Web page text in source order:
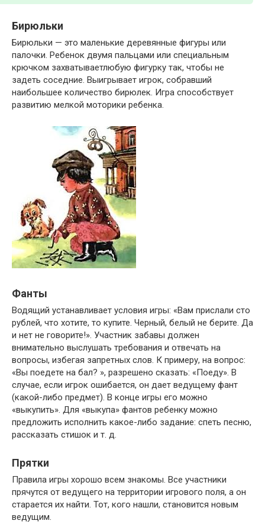
Бирюльки
Бирюльки — это маленькие деревянные фигуры или
палочки. Ребенок двумя пальцами или специальным
крючком захватываетлюбую фигурку так, чтобы не
задеть соседние. Выигрывает игрок, собравший
наибольшее количество бирюлек. Игра способствует
развитию мелкой моторики ребенка.
Фанты
Водящий устанавливает условия игры: «Вам прислали сто
рублей, что хотите, то купите. Черный, белый не берите. Да
и нет не говорите!». Участник забавы должен
внимательно выслушать требования и отвечать на
вопросы, избегая запретных слов. К примеру, на вопрос:
«Вы поедете на бал? », разрешено сказать: «Поеду». В
случае, если игрок ошибается, он дает ведущему фант
(какой-либо предмет). В конце игры его можно
«выкупить». Для «выкупа» фантов ребенку можно
предложить исполнить какое-либо задание: спеть песню,
рассказать стишок и т. д.
Прятки
Правила игры хорошо всем знакомы. Все участники
прячутся от ведущего на территории игрового поля, а он
старается их найти. Тот, кого нашли, становится новым
ведущим.